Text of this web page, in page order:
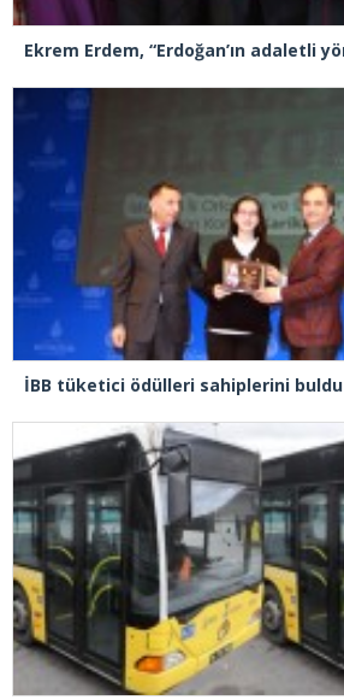
İBB tüketici ödülleri sahiplerini buldu